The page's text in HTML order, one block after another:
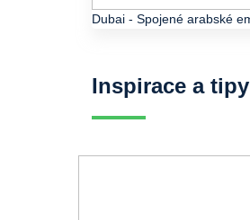
Dubai - Spojené arabské
Inspirace a tipy